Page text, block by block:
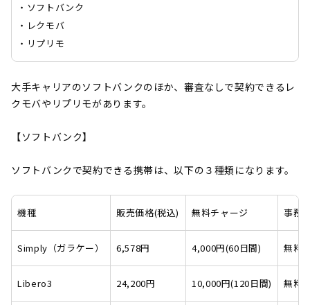
・ソフトバンク
・レクモバ
・リプリモ
大手キャリアのソフトバンクのほか、審査なしで契約できるレ
クモバやリプリモがあります。
【ソフトバンク】
ソフトバンクで契約できる携帯は、以下の３種類になります。
機種 販売価格(税込) 無料チャージ 事務
Simply（ガラケー） 6,578円 4,000円(60日間) 無料
Libero3 24,200円 10,000円(120日間) 無料